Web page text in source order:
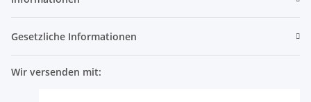
Gesetzliche Informationen
Wir versenden mit: